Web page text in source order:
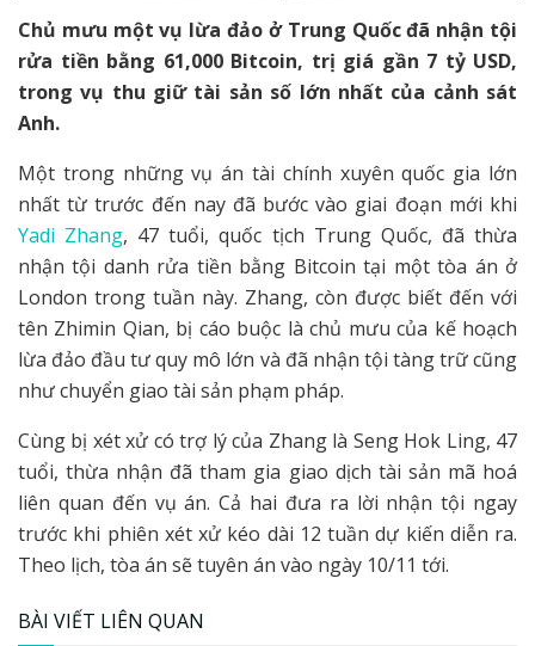
Chủ mưu một vụ lừa đảo ở Trung Quốc đã nhận tội
rửa tiền bằng 61,000 Bitcoin, trị giá gần 7 tỷ USD,
trong vụ thu giữ tài sản số lớn nhất của cảnh sát
Anh.
Một trong những vụ án tài chính xuyên quốc gia lớn
nhất từ trước đến nay đã bước vào giai đoạn mới khi
Yadi Zhang, 47 tuổi, quốc tịch Trung Quốc, đã thừa
nhận tội danh rửa tiền bằng Bitcoin tại một tòa án ở
London trong tuần này. Zhang, còn được biết đến với
tên Zhimin Qian, bị cáo buộc là chủ mưu của kế hoạch
lừa đảo đầu tư quy mô lớn và đã nhận tội tàng trữ cũng
như chuyển giao tài sản phạm pháp.
Cùng bị xét xử có trợ lý của Zhang là Seng Hok Ling, 47
tuổi, thừa nhận đã tham gia giao dịch tài sản mã hoá
liên quan đến vụ án. Cả hai đưa ra lời nhận tội ngay
trước khi phiên xét xử kéo dài 12 tuần dự kiến diễn ra.
Theo lịch, tòa án sẽ tuyên án vào ngày 10/11 tới.
BÀI VIẾT LIÊN QUAN